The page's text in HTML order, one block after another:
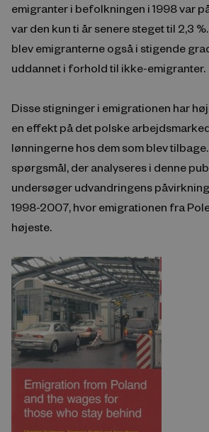
emigranter i befolkningen i 1998 var
var den kun ti år senere steget til 2,3
blev emigranterne også i stigende
uddannet i forhold til ikke-emigranter.
Disse stigninger i emigrationen har
en effekt på det polske
lønningerne hos dem som blev
spørgsmål, der analyseres i denne
undersøger udvandringens
1998-2007, hvor emigrationen fra
højeste.